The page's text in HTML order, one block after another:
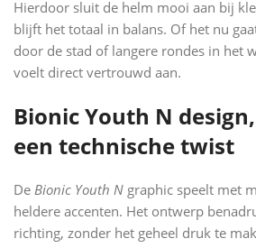
Hierdoor sluit de helm mooi aan bij
blijft het totaal in balans. Of het nu
door de stad of langere rondes in het
voelt direct vertrouwd aan.
Bionic Youth N
een technische twist
De Bionic Youth N graphic speelt met
heldere accenten. Het ontwerp
richting, zonder het geheel druk te